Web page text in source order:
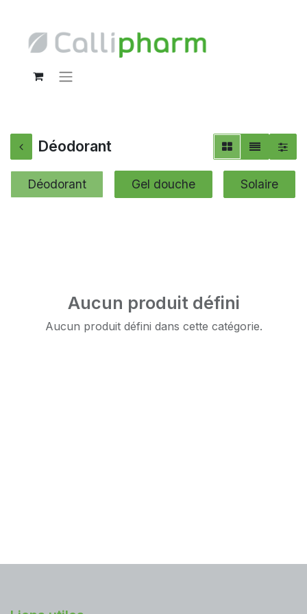
Déodorant
Déodorant Gel douche Solaire
Aucun produit défini
Aucun produit défini dans cette catégorie.